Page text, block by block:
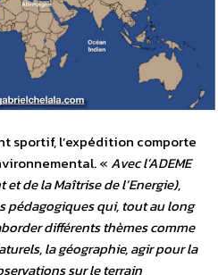
sportif, l’expédition comporte
« Avec l’ADEME
de la Maîtrise de l’Energie),
pédagogiques qui, tout au long
différents thèmes comme
la géographie, agir pour la
sur le terrain